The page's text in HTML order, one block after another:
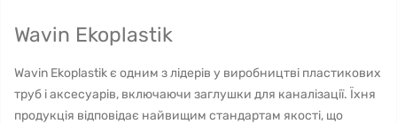
Wavin Ekoplastik
Wavin Ekoplastik є одним з лідерів у виробництві пластикових
труб і аксесуарів, включаючи заглушки для каналізації. Їхня
продукція відповідає найвищим стандартам якості, що